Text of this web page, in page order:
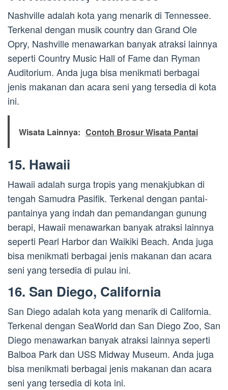
Nashville adalah kota yang menarik di Tennessee.
Terkenal dengan musik country dan Grand Ole
Opry, Nashville menawarkan banyak atraksi lainnya
seperti Country Music Hall of Fame dan Ryman
Auditorium. Anda juga bisa menikmati berbagai
jenis makanan dan acara seni yang tersedia di kota
ini.
Wisata Lainnya: Contoh Brosur Wisata Pantai
15. Hawaii
Hawaii adalah surga tropis yang menakjubkan di
tengah Samudra Pasifik. Terkenal dengan pantai-
pantainya yang indah dan pemandangan gunung
berapi, Hawaii menawarkan banyak atraksi lainnya
seperti Pearl Harbor dan Waikiki Beach. Anda juga
bisa menikmati berbagai jenis makanan dan acara
seni yang tersedia di pulau ini.
16. San Diego, California
San Diego adalah kota yang menarik di California.
Terkenal dengan SeaWorld dan San Diego Zoo, San
Diego menawarkan banyak atraksi lainnya seperti
Balboa Park dan USS Midway Museum. Anda juga
bisa menikmati berbagai jenis makanan dan acara
seni yang tersedia di kota ini.